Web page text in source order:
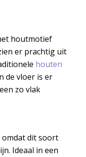
houtmotief
er prachtig uit
houten
de vloer is er
zo vlak
omdat dit soort
Ideaal in een